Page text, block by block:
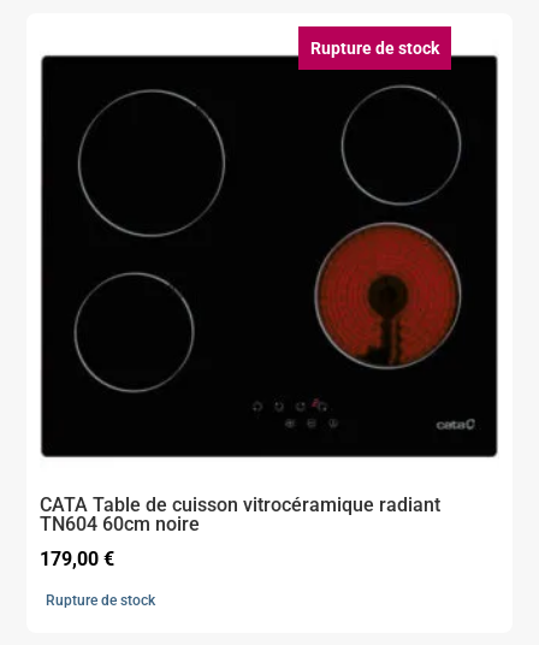
Rupture de stock
CATA Table de cuisson vitrocéramique radiant
TN604 60cm noire
179,00€
Rupture de stock